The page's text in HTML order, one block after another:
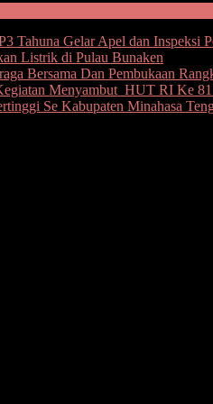
Tahuna Gelar Apel dan Inspeksi
Listrik di Pulau Bunaken
Bersama Dan Pembukaan
Menyambut HUT RI Ke
Se Kabupaten Minahasa